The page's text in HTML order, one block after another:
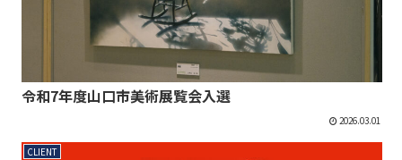
令和7年度山口市美術展覧会入選
2026.03.01
CLIENT